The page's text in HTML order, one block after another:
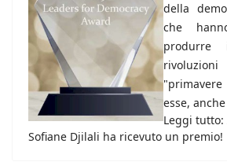
della
che
esse,
Leggi tutto:
Sofiane Djilali ha ricevuto un premio!